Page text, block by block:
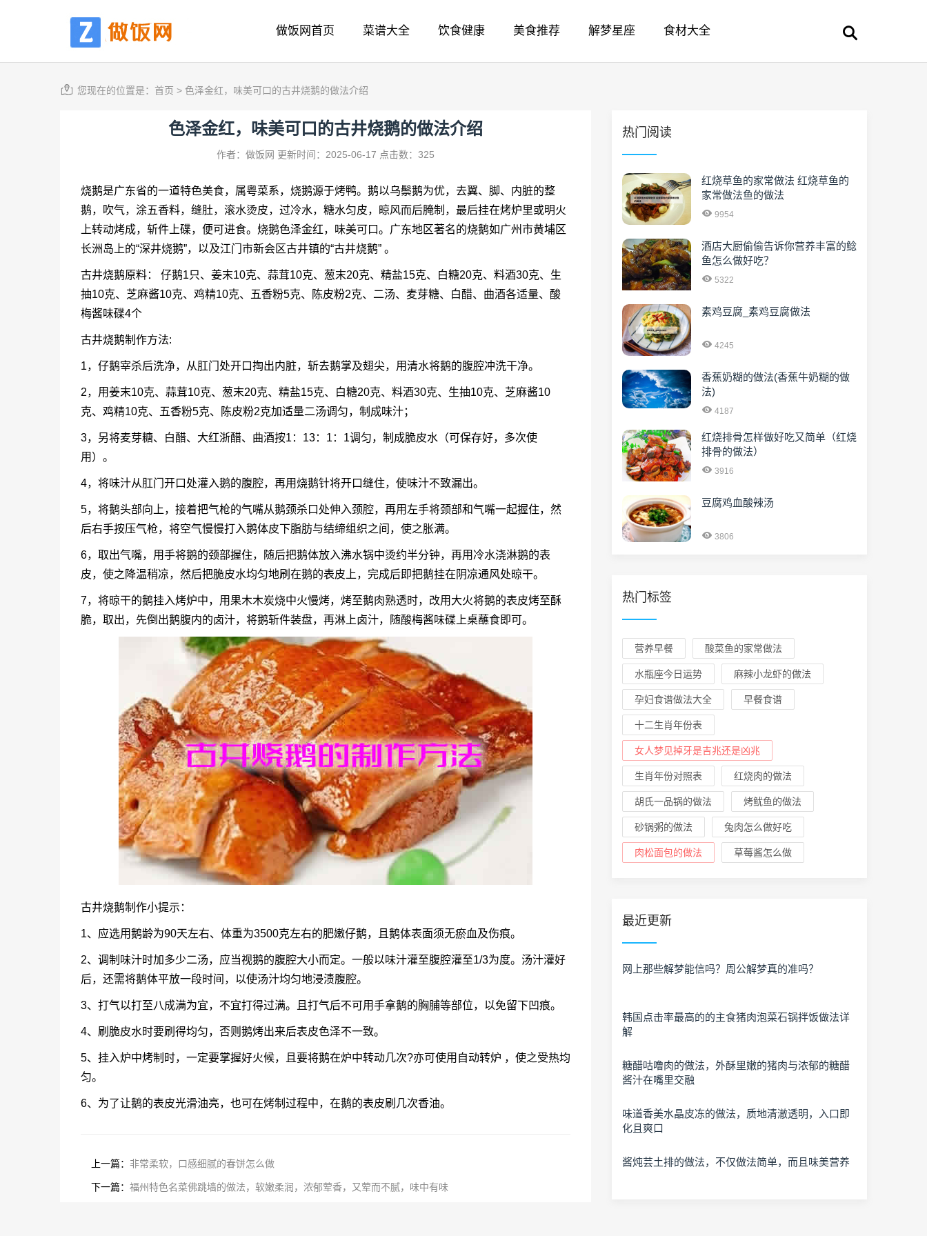
做饭网首页 菜谱大全 饮食健康 美食推荐 解梦星座 食材大全
您现在的位置是： 首页 > 色泽金红，味美可口的古井烧鹅的做法介绍
色泽金红，味美可口的古井烧鹅的做法介绍
作者：做饭网 更新时间：2025-06-17 点击数：325
烧鹅是广东省的一道特色美食，属粤菜系，烧鹅源于烤鸭。鹅以乌鬃鹅为优，去翼、脚、内脏的整
鹅，吹气，涂五香料，缝肚，滚水烫皮，过冷水，糖水匀皮，晾风而后腌制，最后挂在烤炉里或明火
上转动烤成，斩件上碟，便可进食。烧鹅色泽金红，味美可口。广东地区著名的烧鹅如广州市黄埔区
长洲岛上的“深井烧鹅”，以及江门市新会区古井镇的“古井烧鹅” 。
古井烧鹅原料： 仔鹅1只、姜末10克、蒜茸10克、葱末20克、精盐15克、白糖20克、料酒30克、生
抽10克、芝麻酱10克、鸡精10克、五香粉5克、陈皮粉2克、二汤、麦芽糖、白醋、曲酒各适量、酸
梅酱味碟4个
古井烧鹅制作方法:
1，仔鹅宰杀后洗净，从肛门处开口掏出内脏，斩去鹅掌及翅尖，用清水将鹅的腹腔冲洗干净。
2，用姜末10克、蒜茸10克、葱末20克、精盐15克、白糖20克、料酒30克、生抽10克、芝麻酱10
克、鸡精10克、五香粉5克、陈皮粉2克加适量二汤调匀，制成味汁；
3，另将麦芽糖、白醋、大红浙醋、曲酒按1：13：1：1调匀，制成脆皮水（可保存好，多次使
用）。
4，将味汁从肛门开口处灌入鹅的腹腔，再用烧鹅针将开口缝住，使味汁不致漏出。
5，将鹅头部向上，接着把气枪的气嘴从鹅颈杀口处伸入颈腔，再用左手将颈部和气嘴一起握住，然
后右手按压气枪，将空气慢慢打入鹅体皮下脂肪与结缔组织之间，使之胀满。
6，取出气嘴，用手将鹅的颈部握住，随后把鹅体放入沸水锅中烫约半分钟，再用冷水浇淋鹅的表
皮，使之降温稍凉，然后把脆皮水均匀地刷在鹅的表皮上，完成后即把鹅挂在阴凉通风处晾干。
7，将晾干的鹅挂入烤炉中，用果木木炭烧中火慢烤，烤至鹅肉熟透时，改用大火将鹅的表皮烤至酥
脆，取出，先倒出鹅腹内的卤汁，将鹅斩件装盘，再淋上卤汁，随酸梅酱味碟上桌蘸食即可。
古井烧鹅制作小提示：
1、应选用鹅龄为90天左右、体重为3500克左右的肥嫩仔鹅，且鹅体表面须无瘀血及伤痕。
2、调制味汁时加多少二汤，应当视鹅的腹腔大小而定。一般以味汁灌至腹腔灌至1/3为度。汤汁灌好
后，还需将鹅体平放一段时间，以使汤汁均匀地浸渍腹腔。
3、打气以打至八成满为宜，不宜打得过满。且打气后不可用手拿鹅的胸脯等部位，以免留下凹痕。
4、刷脆皮水时要刷得均匀，否则鹅烤出来后表皮色泽不一致。
5、挂入炉中烤制时，一定要掌握好火候，且要将鹅在炉中转动几次?亦可使用自动转炉 ，使之受热均
匀。
6、为了让鹅的表皮光滑油亮，也可在烤制过程中，在鹅的表皮刷几次香油。
上一篇： 非常柔软，口感细腻的春饼怎么做
下一篇： 福州特色名菜佛跳墙的做法，软嫩柔润，浓郁荤香，又荤而不腻，味中有味
热门阅读
红烧草鱼的家常做法 红烧草鱼的
家常做法鱼的做法
9954
酒店大厨偷偷告诉你营养丰富的鲶
鱼怎么做好吃？
5322
素鸡豆腐_素鸡豆腐做法
4245
香蕉奶糊的做法(香蕉牛奶糊的做
法)
4187
红烧排骨怎样做好吃又简单（红烧
排骨的做法）
3916
豆腐鸡血酸辣汤
3806
热门标签
营养早餐 酸菜鱼的家常做法
水瓶座今日运势 麻辣小龙虾的做法
孕妇食谱做法大全 早餐食谱
十二生肖年份表
女人梦见掉牙是吉兆还是凶兆
生肖年份对照表 红烧肉的做法
胡氏一品锅的做法 烤鱿鱼的做法
砂锅粥的做法 兔肉怎么做好吃
肉松面包的做法 草莓酱怎么做
最近更新
网上那些解梦能信吗？周公解梦真的准吗？
韩国点击率最高的的主食猪肉泡菜石锅拌饭做法详
解
糖醋咕噜肉的做法，外酥里嫩的猪肉与浓郁的糖醋
酱汁在嘴里交融
味道香美水晶皮冻的做法，质地清澈透明，入口即
化且爽口
酱炖芸土排的做法，不仅做法简单，而且味美营养